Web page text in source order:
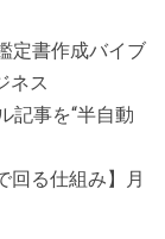
定書作成バイブ
ネス
記事を“半自動
回る仕組み】月